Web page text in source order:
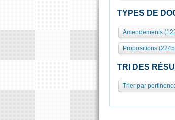
TYPES DE
Amendements
Propositions
TRI DES
Trier par